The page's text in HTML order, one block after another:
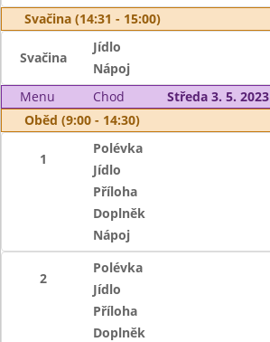
Svačina (14:31 - 15:00)
Svačina
Jídlo
Nápoj
Menu
Chod
Středa 3. 5. 2023
Oběd (9:00 - 14:30)
1
Polévka
Jídlo
Příloha
Doplněk
Nápoj
2
Polévka
Jídlo
Příloha
Doplněk